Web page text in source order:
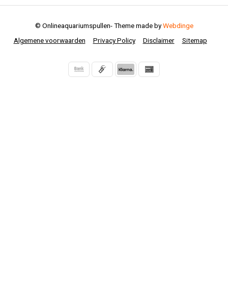
Algemene voorwaarden Privacy Policy Disclaimer Sitemap
© Onlineaquariumspullen- Theme made byWebdinge